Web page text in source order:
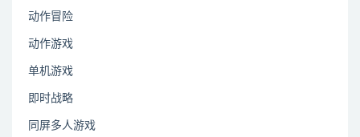
动作冒险
动作游戏
单机游戏
即时战略
同屏多人游戏